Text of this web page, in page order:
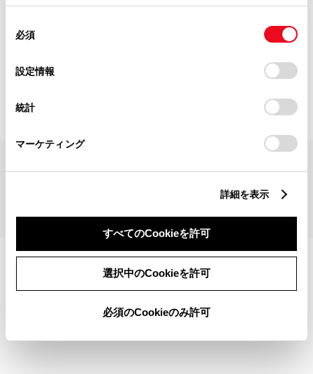
使用することがあります。当ウェブサイトの使用を続行する
デバイスにすべてのCookie(クッキー)が保存されることに同
意したことになります。Cookie(クッキー)のオプトアウト、
設定の変更、同意を撤回したりするにあたっては、当社の
「Cookie（クッキー）情報の取り扱いについて
」をご覧くだ
必須
設定情報
統計
マーケティング
詳細を表示
すべてのCookieを許可
選択中のCookieを許可
必須のCookieのみ許可
見積りシミュレーショントップへ
TOYOTAアカウント利用規約反社会的勢力に対する基本方針企業情報
©1995-2026 TOYOTA MOTOR CORPORATION. ALL RIGHTS RESERVED.